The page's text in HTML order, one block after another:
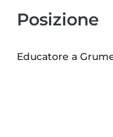
Posizione
Educatore a